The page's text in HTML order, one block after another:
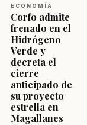
ECONOMÍA
Corfo admite
frenado en el
Hidrógeno
Verde y
decreta el
cierre
anticipado de
su proyecto
estrella en
Magallanes